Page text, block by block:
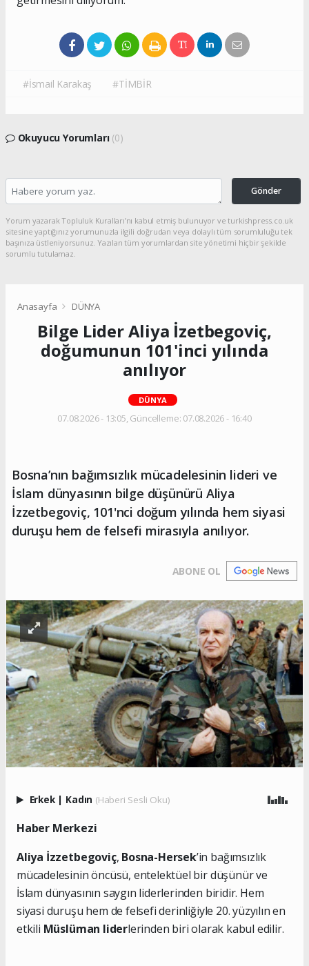
#İsmail Karakaş #TİMBİR
Okuyucu Yorumları (0)
Gönder
Yorum yazarak Topluluk Kuralları’nı kabul etmiş bulunuyor ve turkishpress.co.uk
sitesine yaptığınız yorumunuzla ilgili doğrudan veya dolaylı tüm sorumluluğu tek
başınıza üstleniyorsunuz. Yazılan tüm yorumlardan site yönetimi hiçbir şekilde
sorumlu tutulamaz.
Anasayfa DÜNYA
Bilge Lider Aliya İzetbegoviç,
doğumunun 101'inci yılında
anılıyor
DÜNYA
07.08.2026 - 13:05, Güncelleme: 07.08.2026 - 16:40
Bosna’nın bağımsızlık mücadelesinin lideri ve
İslam dünyasının bilge düşünürü Aliya
İzzetbegoviç, 101'nci doğum yılında hem siyasi
duruşu hem de felsefi mirasıyla anılıyor.
ABONE OL
Erkek | Kadın (Haberi Sesli Oku)
Haber Merkezi
Aliya İzzetbegoviç, Bosna-Hersek’in bağımsızlık
mücadelesinin öncüsü, entelektüel bir düşünür ve
İslam dünyasının saygın liderlerinden biridir. Hem
siyasi duruşu hem de felsefi derinliğiyle 20. yüzyılın en
etkili Müslüman liderlerinden biri olarak kabul edilir.